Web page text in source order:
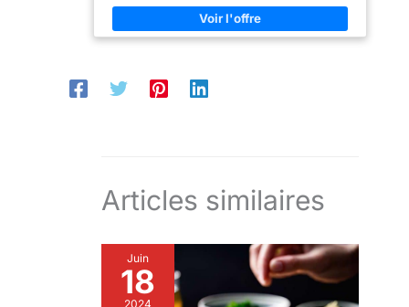
Articles similaires
Juin
18
2024